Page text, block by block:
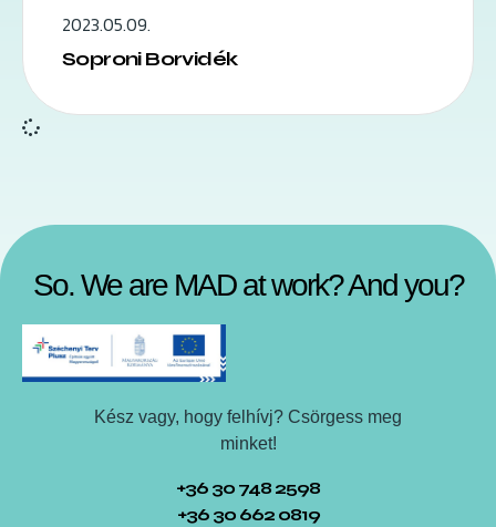
2023.05.09.
Soproni Borvidék
So. We are MAD at work? And you?
Kész vagy, hogy felhívj? Csörgess meg
minket!
+36 30 748 2598
+36 30 662 0819